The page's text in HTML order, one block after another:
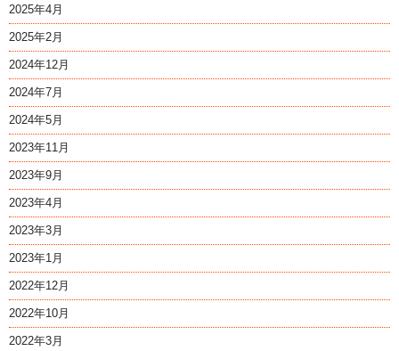
2025年4月
2025年2月
2024年12月
2024年7月
2024年5月
2023年11月
2023年9月
2023年4月
2023年3月
2023年1月
2022年12月
2022年10月
2022年3月